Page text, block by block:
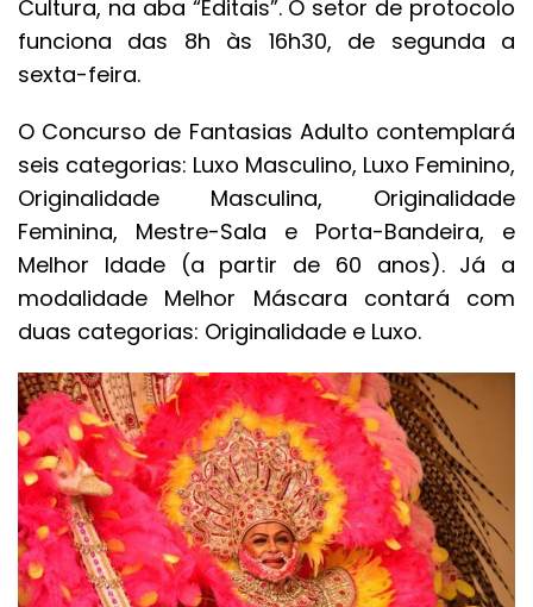
Cultura, na aba “Editais”. O setor de protocolo
funciona das 8h às 16h30, de segunda a
sexta-feira.
O Concurso de Fantasias Adulto contemplará
seis categorias: Luxo Masculino, Luxo Feminino,
Originalidade Masculina, Originalidade
Feminina, Mestre-Sala e Porta-Bandeira, e
Melhor Idade (a partir de 60 anos). Já a
modalidade Melhor Máscara contará com
duas categorias: Originalidade e Luxo.